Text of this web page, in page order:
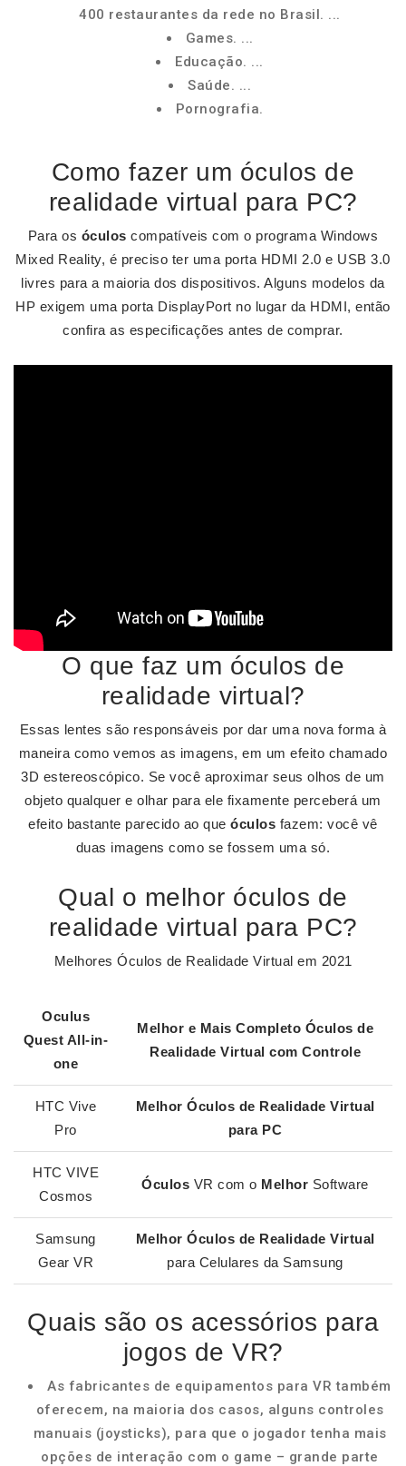
400 restaurantes da rede no Brasil. ...
Games. ...
Educação. ...
Saúde. ...
Pornografia.
Como fazer um óculos de
realidade virtual para PC?
Para os óculos compatíveis com o programa Windows
Mixed Reality, é preciso ter uma porta HDMI 2.0 e USB 3.0
livres para a maioria dos dispositivos. Alguns modelos da
HP exigem uma porta DisplayPort no lugar da HDMI, então
confira as especificações antes de comprar.
O que faz um óculos de
realidade virtual?
Essas lentes são responsáveis por dar uma nova forma à
maneira como vemos as imagens, em um efeito chamado
3D estereoscópico. Se você aproximar seus olhos de um
objeto qualquer e olhar para ele fixamente perceberá um
efeito bastante parecido ao queóculos fazem: você vê
duas imagens como se fossem uma só.
Qual o melhor óculos de
realidade virtual para PC?
Melhores Óculos de Realidade Virtual em 2021
Oculus
Quest All-in-
one
Melhor e Mais Completo Óculos de
Realidade Virtual com Controle
HTC Vive
Pro
Melhor Óculos de Realidade Virtual
para PC
HTC VIVE
Cosmos
Óculos VR com o Melhor Software
Samsung
Gear VR
Melhor Óculos de Realidade Virtual
para Celulares da Samsung
Quais são os acessórios para
jogos de VR?
As fabricantes de equipamentos para VR também
oferecem, na maioria dos casos, alguns controles
manuais (joysticks), para que o jogador tenha mais
opções de interação com o game – grande parte